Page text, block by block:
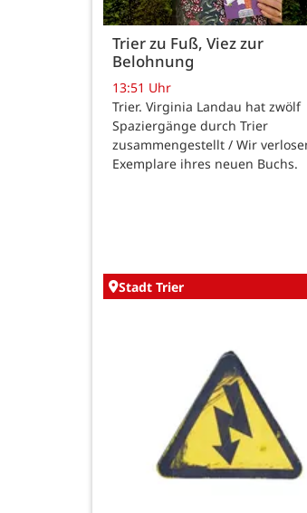
Trier zu Fuß, Viez zur
Belohnung
13:51 Uhr
Trier. Virginia Landau hat zwölf
Spaziergänge durch Trier
zusammengestellt / Wir
Exemplare ihres neuen Buchs.
Stadt Trier